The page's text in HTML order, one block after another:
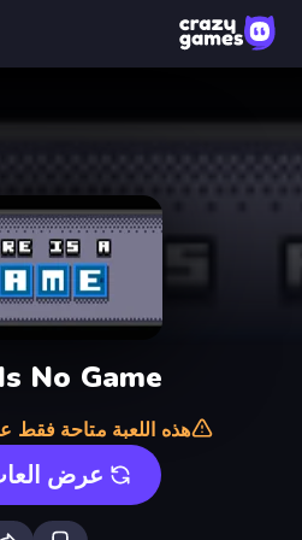
No Game
هذه اللعبة متاحة فقط
عرض